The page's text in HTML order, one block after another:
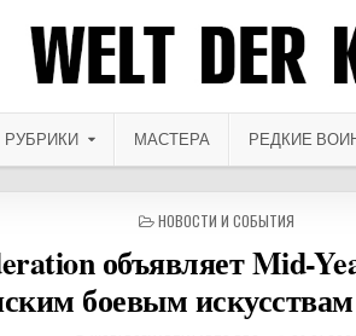
РУБРИКИ МАСТЕРА РЕДКИЕ
ОПУБЛИКОВАНО В
НОВОСТИ И СОБЫТИЯ
объявляет Mid-
боевым